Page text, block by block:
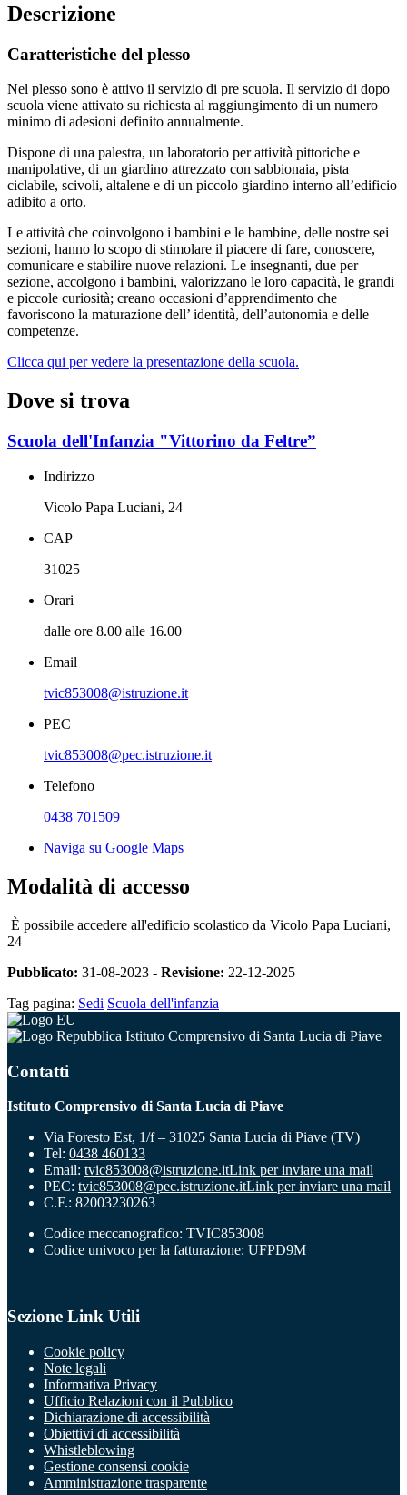
Descrizione
Caratteristiche del plesso
Nel plesso sono è attivo il servizio di pre scuola. Il servizio di dopo
scuola viene attivato su richiesta al raggiungimento di un numero
minimo di adesioni definito annualmente.
Dispone di una palestra, un laboratorio per attività pittoriche e
manipolative, di un giardino attrezzato con sabbionaia, pista
ciclabile, scivoli, altalene e di un piccolo giardino interno all’edificio
adibito a orto.
Le attività che coinvolgono i bambini e le bambine, delle nostre sei
sezioni, hanno lo scopo di stimolare il piacere di fare, conoscere,
comunicare e stabilire nuove relazioni. Le insegnanti, due per
sezione, accolgono i bambini, valorizzano le loro capacità, le grandi
e piccole curiosità; creano occasioni d’apprendimento che
favoriscono la maturazione dell’ identità, dell’autonomia e delle
competenze.
Clicca qui per vedere la presentazione della scuola.
Dove si trova
Scuola dell'Infanzia "Vittorino da Feltre”
Indirizzo
Vicolo Papa Luciani, 24
CAP
31025
Orari
dalle ore 8.00 alle 16.00
Email
tvic853008@istruzione.it
PEC
tvic853008@pec.istruzione.it
Telefono
0438 701509
Naviga su Google Maps
Modalità di accesso
È possibile accedere all'edificio scolastico da Vicolo Papa Luciani,
24
Pubblicato: 31-08-2023 - Revisione: 22-12-2025
Tag pagina: Sedi Scuola dell'infanzia
Istituto Comprensivo di Santa Lucia di Piave
Contatti
Istituto Comprensivo di Santa Lucia di Piave
Via Foresto Est, 1/f – 31025 Santa Lucia di Piave (TV)
Tel: 0438 460133
Email: tvic853008@istruzione.itLink per inviare una mail
PEC: tvic853008@pec.istruzione.itLink per inviare una mail
C.F.: 82003230263
Codice meccanografico: TVIC853008
Codice univoco per la fatturazione: UFPD9M
Sezione Link Utili
Cookie policy
Note legali
Informativa Privacy
Ufficio Relazioni con il Pubblico
Dichiarazione di accessibilità
Obiettivi di accessibilità
Whistleblowing
Gestione consensi cookie
Amministrazione trasparente